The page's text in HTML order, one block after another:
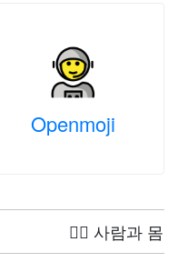
Openmoji
🤦‍♀️ 사람과 몸